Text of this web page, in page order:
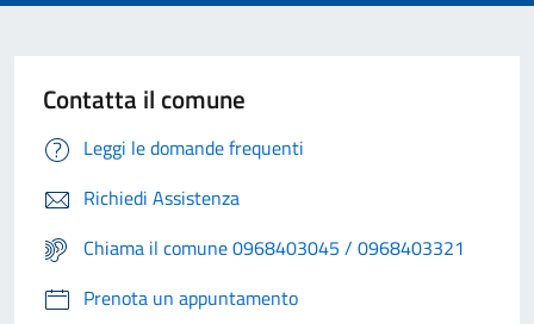
Contatta il comune
Leggi le domande frequenti
Richiedi Assistenza
Chiama il comune 0968403045 / 0968403321
Prenota un appuntamento